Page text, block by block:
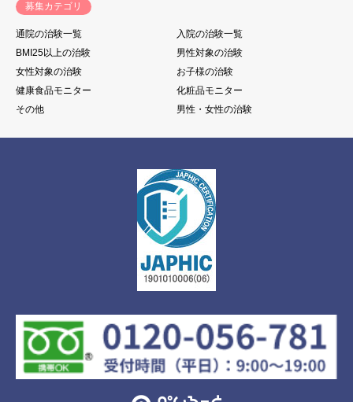
募集カテゴリ
通院の治験一覧
入院の治験一覧
BMI25以上の治験
男性対象の治験
女性対象の治験
お子様の治験
健康食品モニター
化粧品モニター
その他
男性・女性の治験